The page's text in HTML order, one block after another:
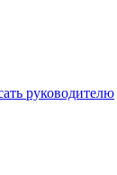
руководителю